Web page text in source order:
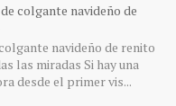
colgante navideño de
navideño de renito
las miradas Si hay una
desde el primer vis...